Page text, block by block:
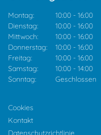
Montag: 10:00 - 16:00
Dienstag:
10:00 - 16:00
Mittwoch:
10:00 - 16:00
Donnerstag:
10:00 - 16:00
Freitag:
10:00 - 16:00
Samstag:
10:00 - 14:00
Sonntag:
Geschlossen
Cookies
Kontakt
Datenschutzrichtlinie